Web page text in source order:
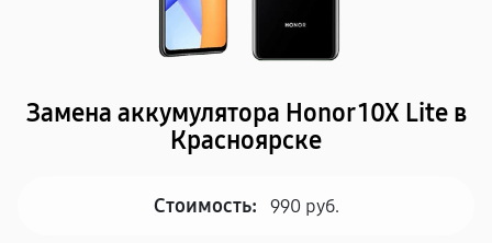
Замена аккумулятора Honor 10X Lite в
Красноярске
Стоимость: 990 руб.